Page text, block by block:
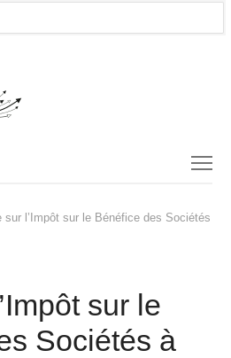
sur l’Impôt sur le Bénéfice des Sociétés à
sur le
Sociétés à